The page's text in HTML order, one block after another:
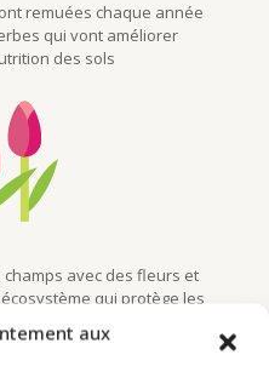
aux
remuées chaque année
qui vont améliorer
des sols
avec des fleurs et
qui protège les
et maladies